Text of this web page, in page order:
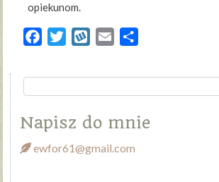
opiekunom.
FacebookTwitterWykopEmail
Napisz do mnie
ewfor61@gmail.com